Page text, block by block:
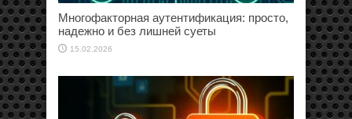
Многофакторная аутентификация: просто,
надежно и без лишней суеты
15.02.2026